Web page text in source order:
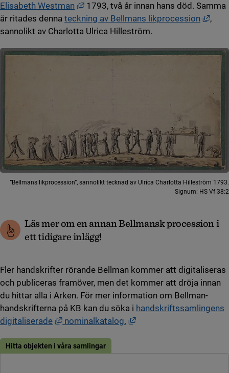
Elisabeth Westman
Länk till annan webbplats, öppnas i
1793, två år innan hans död. Samma
år ritades denna teckning av Bellmans likprocession
,
sannolikt av Charlotta Ulrica Hilleström.
”Bellmans likprocession”, sannolikt tecknad av Ulrica Charlotta Hilleström 1793.
Signum: HS Vf 38:2
Läs mer om en annan Bellmansk procession i
ett tidigare inlägg!
Fler handskrifter rörande Bellman kommer att digitaliseras
och publiceras framöver, men det kommer att dröja innan
du hittar alla i Arken. För mer information om Bellman-
handskrifterna på KB kan du söka i handskriftssamlingens
digitaliserade
Länk till annan webbplats, öppnas i nytt
nominalkatalog. Länk till annan
Hitta objekten i våra samlingar